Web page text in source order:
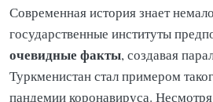
Современная история знает
государственные институты
очевидные факты, создавая
Туркменистан стал примером
пандемии коронавируса.